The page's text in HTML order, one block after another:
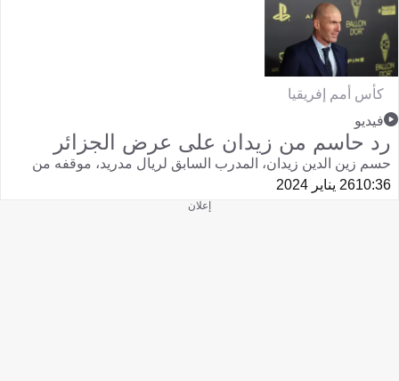
كأس أمم إفريقيا
فيديو
رد حاسم من زيدان على عرض الجزائر
حسم زين الدين زيدان، المدرب السابق لريال مدريد، موقفه من
10:3626 يناير 2024
إعلان